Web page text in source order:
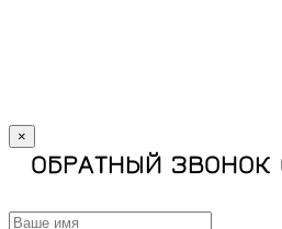
×
ОБРАТНЫЙ ЗВОНОК